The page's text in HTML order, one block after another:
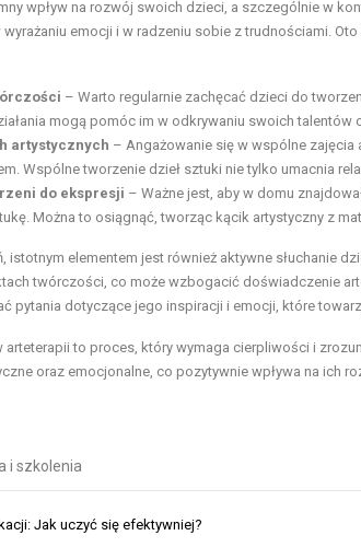
wpływ na rozwój swoich dzieci, a szczególnie w
emocji i w radzeniu sobie z trudnościami.
– Warto regularnie zachęcać dzieci do
mogą pomóc im w odkrywaniu swoich
artystycznych – Angażowanie się w wspólne
Wspólne tworzenie dzieł sztuki nie tylko umacnia
do ekspresji – Ważne jest, aby w domu
Można to osiągnąć, tworząc kącik artystyczny z
istotnym elementem jest również aktywne słuchanie
twórczości, co może wzbogacić doświadczenie
pytania dotyczące jego inspiracji i emocji, które
arteterapii to proces, który wymaga cierpliwości i
oraz emocjonalne, co pozytywnie wpływa na ich
i szkolenia
Jak uczyć się efektywniej?